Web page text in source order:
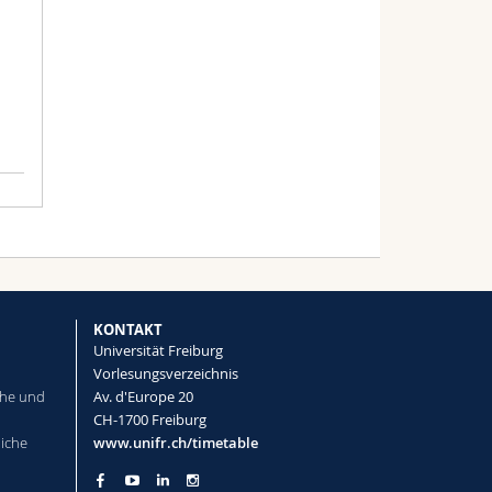
und
KONTAKT
Universität Freiburg
Vorlesungsverzeichnis
Av. d'Europe 20
CH-1700 Freiburg
www.unifr.ch/timetable